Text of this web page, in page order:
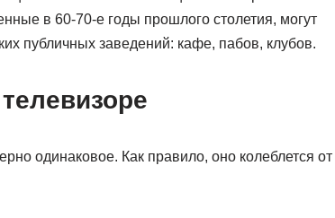
в 60-70-е годы прошлого столетия, могут
публичных заведений: кафе, пабов, клубов.
одинаковое. Как правило, оно колеблется от